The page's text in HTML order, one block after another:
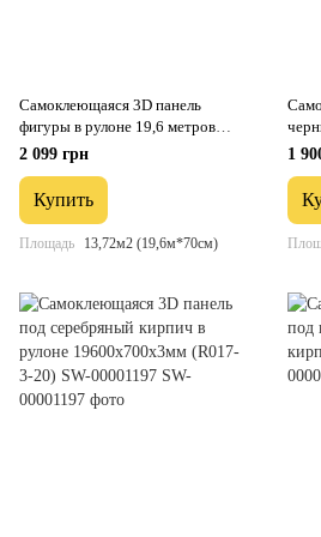
Самоклеющаяся 3D панель
фигуры в рулоне 19,6 метров
(R114-3-20) SW-00000872
2 099 грн
Купить
Площадь 13,72м2 (19,6м*70см)
1